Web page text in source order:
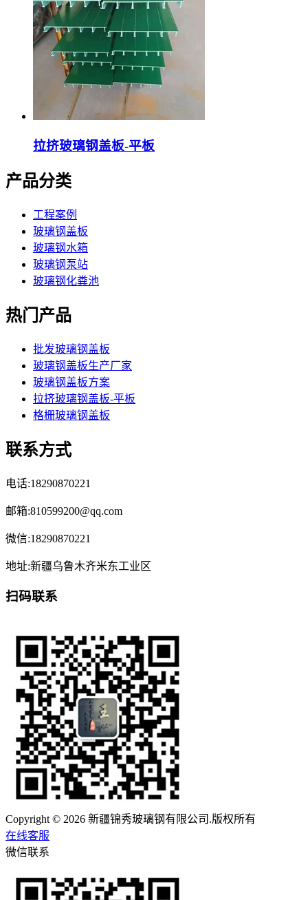
拉挤玻璃钢盖板-平板
产品分类
工程案例
玻璃钢盖板
玻璃钢水箱
玻璃钢泵站
玻璃钢化粪池
热门产品
批发玻璃钢盖板
玻璃钢盖板生产厂家
玻璃钢盖板方案
拉挤玻璃钢盖板-平板
格栅玻璃钢盖板
联系方式
电话:18290870221
邮箱:810599200@qq.com
微信:18290870221
地址:新疆乌鲁木齐米东工业区
扫码联系
Copyright © 2026 新疆锦秀玻璃钢有限公司.版权所有
在线客服
微信联系